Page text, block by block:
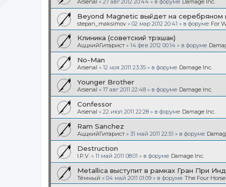
Arsenal » 27 авг 2012 20:44 » в форуме Damage Inc.
Beyond Magnetic выйдет на серебряном
stepan_maksimov » 02 мар 2012 20:41 » в форуме For
Клиника (советский трэшак)
АццкийГитарист » 14 фев 2012 00:14 » в форуме
No-Man
Arsenal » 12 ноя 2011 23:35 » в форуме Damage Inc.
Younger Brother
Arsenal » 17 авг 2011 22:48 » в форуме Damage Inc.
Confessor
Arsenal » 22 июл 2011 22:28 » в форуме Damage Inc.
Ram Sanchez
АццкийГитарист » 31 май 2011 22:51 » в форуме
Destruction
I.P.V. » 11 май 2011 08:01 » в форуме Damage Inc.
Metallica выступит в рамках Гран При
Тёмный » 04 май 2011 01:09 » в форуме The Four